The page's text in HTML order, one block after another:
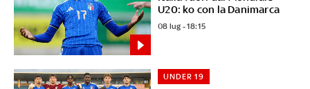
U20: ko con la Danimarca
08 lug - 18:15
UNDER 19